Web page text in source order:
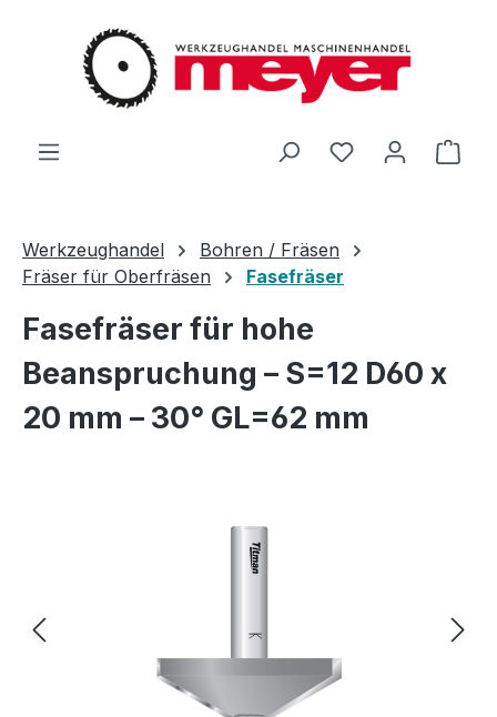
Zum Hauptinhalt springen
Du hast 0
Werkzeughandel
Bohren / Fräsen
Fräser für Oberfräsen
Fasefräser
Fasefräser für hohe
Beanspruchung – S=12 D60 x
20 mm – 30° GL=62 mm